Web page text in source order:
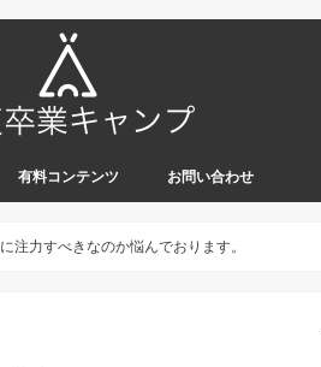
有料コンテンツ お問い合わせ
注力すべきなのか悩んでおります。